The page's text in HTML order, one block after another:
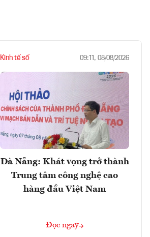
Kinh tế số 09:11, 08/08/2026
Đà Nẵng: Khát vọng trở thành
Trung tâm công nghệ cao
hàng đầu Việt Nam
Đọc ngay